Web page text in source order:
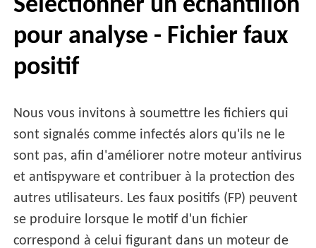
Sélectionner un échantillon
pour analyse - Fichier faux
positif
Nous vous invitons à soumettre les fichiers qui
sont signalés comme infectés alors qu'ils ne le
sont pas, afin d'améliorer notre moteur antivirus
et antispyware et contribuer à la protection des
autres utilisateurs. Les faux positifs (FP) peuvent
se produire lorsque le motif d'un fichier
correspond à celui figurant dans un moteur de